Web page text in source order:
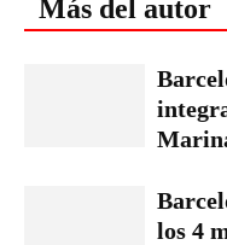
Más del autor
los 4